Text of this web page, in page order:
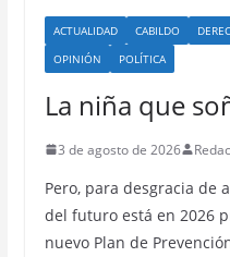
ACTUALIDAD CABILDO
OPINIÓN
POLÍTICA
La niña que
3 de agosto de 2026
Pero, para desgracia de
del futuro está en 2026
nuevo Plan de